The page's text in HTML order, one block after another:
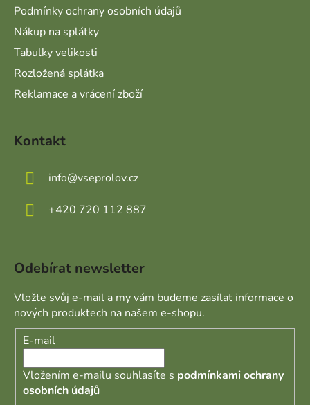
Podmínky ochrany osobních údajů
Nákup na splátky
Tabulky velikosti
Rozložená splátka
Reklamace a vrácení zboží
Kontakt
info@vseprolov.cz
+420 720 112 887
Odebírat newsletter
Vložte svůj e-mail a my vám budeme zasílat informace o
nových produktech na našem e-shopu.
E-mail
Vložením e-mailu souhlasíte s podmínkami ochrany
osobních údajů